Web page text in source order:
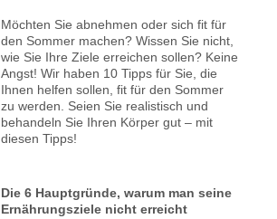
Möchten Sie abnehmen oder sich fit für
den Sommer machen? Wissen Sie nicht,
wie Sie Ihre Ziele erreichen sollen? Keine
Angst! Wir haben 10 Tipps für Sie, die
Ihnen helfen sollen, fit für den Sommer
zu werden. Seien Sie realistisch und
behandeln Sie Ihren Körper gut – mit
diesen Tipps!
Die 6 Hauptgründe, warum man seine
Ernährungsziele nicht erreicht